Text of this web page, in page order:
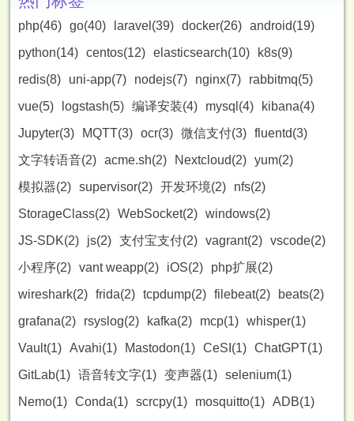
php(46) go(40) laravel(39) docker(26) android(19)
python(14) centos(12) elasticsearch(10)
k8s(9)
redis(8)
uni-app(7) nodejs(7) nginx(7)
rabbitmq(5)
vue(5)
logstash(5) 编译安装(4) mysql(4)
kibana(4)
Jupyter(3)
MQTT(3) ocr(3) 微信支付(3) fluentd(3)
文字转语音(2) acme.sh(2) Nextcloud(2) yum(2)
模拟器(2) supervisor(2) 开发环境(2)
nfs(2)
StorageClass(2) WebSocket(2) windows(2)
JS-SDK(2)
js(2) 支付宝支付(2) vagrant(2) vscode(2)
小程序(2) vant weapp(2) iOS(2)
php扩展(2)
wireshark(2) frida(2) tcpdump(2) filebeat(2)
beats(2)
grafana(2)
rsyslog(2) kafka(2) mcp(1) whisper(1)
Vault(1) Avahi(1) Mastodon(1) CeSI(1) ChatGPT(1)
GitLab(1) 语音转文字(1) 变声器(1) selenium(1)
Nemo(1) Conda(1) scrcpy(1) mosquitto(1) ADB(1)